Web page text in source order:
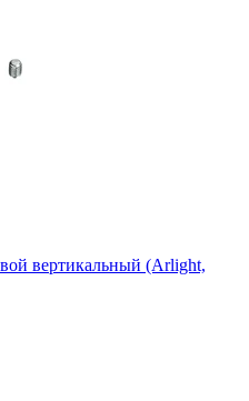
вертикальный (Arlight,